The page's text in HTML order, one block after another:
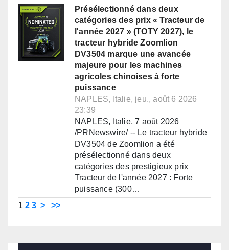
Présélectionné dans deux
catégories des prix « Tracteur de
l'année 2027 » (TOTY 2027), le
tracteur hybride Zoomlion
DV3504 marque une avancée
majeure pour les machines
agricoles chinoises à forte
puissance
NAPLES, Italie, jeu., août 6 2026
23:39
NAPLES, Italie, 7 août 2026
/PRNewswire/ -- Le tracteur hybride
DV3504 de Zoomlion a été
présélectionné dans deux
catégories des prestigieux prix
Tracteur de l'année 2027 : Forte
puissance (300…
1 2 3 > >>